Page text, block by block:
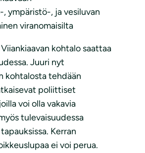
, ympäristö-, ja vesiluvan
viranomaisilta
kohtalo saattaa
Juuri nyt
kohtalosta tehdään
poliittiset
voi olla vakavia
tulevaisuudessa
Kerran
ei voi perua.